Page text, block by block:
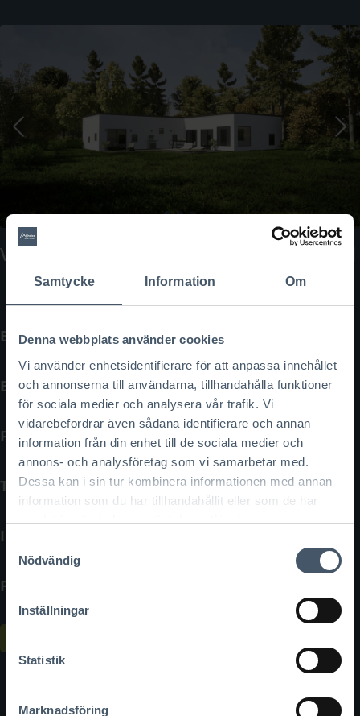
Samtycke Information Om
Denna webbplats använder cookies
Vi använder enhetsidentifierare för att anpassa innehållet
och annonserna till användarna, tillhandahålla funktioner
för sociala medier och analysera vår trafik. Vi
vidarebefordrar även sådana identifierare och annan
information från din enhet till de sociala medier och
annons- och analysföretag som vi samarbetar med.
Dessa kan i sin tur kombinera informationen med annan
information som du har tillhandahållit eller som de har
samlat in när du har använt deras tjänster.
Nödvändig
Inställningar
Statistik
Marknadsföring
Villa Silhuett: Modernt 1-planshus i vinkel
Boyta:153 kvm
BYA kvm:163 kvm
Fasad:Puts
Tak:3 graders papptak med sarg på 3 sidor
Inv. takhöjd:
Pris: